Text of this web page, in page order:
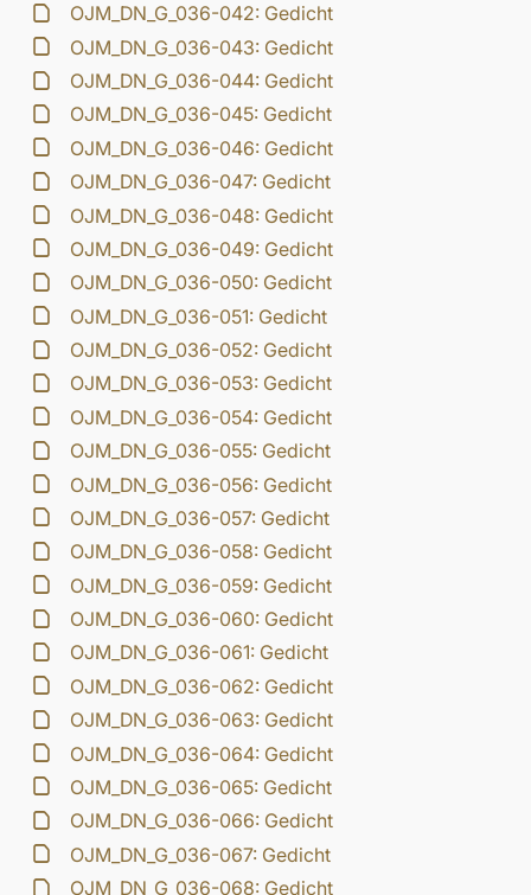
OJM_DN_G_036-042: Gedicht
OJM_DN_G_036-043: Gedicht
OJM_DN_G_036-044: Gedicht
OJM_DN_G_036-045: Gedicht
OJM_DN_G_036-046: Gedicht
OJM_DN_G_036-047: Gedicht
OJM_DN_G_036-048: Gedicht
OJM_DN_G_036-049: Gedicht
OJM_DN_G_036-050: Gedicht
OJM_DN_G_036-051: Gedicht
OJM_DN_G_036-052: Gedicht
OJM_DN_G_036-053: Gedicht
OJM_DN_G_036-054: Gedicht
OJM_DN_G_036-055: Gedicht
OJM_DN_G_036-056: Gedicht
OJM_DN_G_036-057: Gedicht
OJM_DN_G_036-058: Gedicht
OJM_DN_G_036-059: Gedicht
OJM_DN_G_036-060: Gedicht
OJM_DN_G_036-061: Gedicht
OJM_DN_G_036-062: Gedicht
OJM_DN_G_036-063: Gedicht
OJM_DN_G_036-064: Gedicht
OJM_DN_G_036-065: Gedicht
OJM_DN_G_036-066: Gedicht
OJM_DN_G_036-067: Gedicht
OJM_DN_G_036-068: Gedicht